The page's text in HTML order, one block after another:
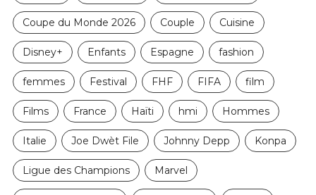
Coupe du Monde 2026 Couple Cuisine
Disney+ Enfants Espagne fashion
femmes Festival FHF FIFA film
Films France Haïti hmi Hommes
Italie Joe Dwèt File Johnny Depp Konpa
Ligue des Champions Marvel